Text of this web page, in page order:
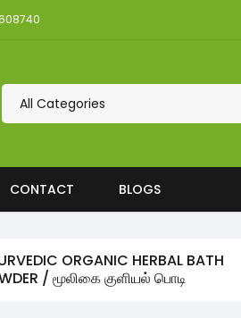
CONTACT BLOGS
ORGANIC HERBAL BATH
/ மூலிகை குளியல் பொடி